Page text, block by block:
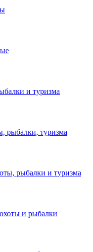
и туризма
рыбалки, туризма
рыбалки и туризма
и рыбалки